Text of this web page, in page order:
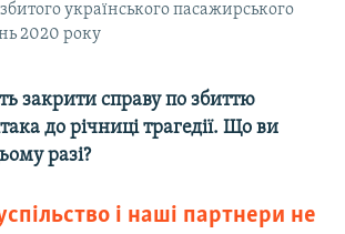
українського пасажирського
2020 року
закрити справу по збиттю
до річниці трагедії. Що ви
разі?
і наші партнери не